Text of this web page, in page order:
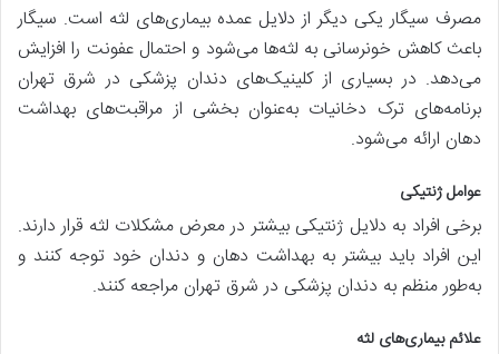
مصرف سیگار یکی دیگر از دلایل عمده بیماری‌های لثه است. سیگار
باعث کاهش خونرسانی به لثه‌ها می‌شود و احتمال عفونت را افزایش
می‌دهد. در بسیاری از کلینیک‌های دندان پزشکی در شرق تهران
برنامه‌های ترک دخانیات به‌عنوان بخشی از مراقبت‌های بهداشت
دهان ارائه می‌شود.
عوامل ژنتیکی
برخی افراد به دلایل ژنتیکی بیشتر در معرض مشکلات لثه قرار دارند.
این افراد باید بیشتر به بهداشت دهان و دندان خود توجه کنند و
به‌طور منظم به دندان پزشکی در شرق تهران مراجعه کنند.
علائم بیماری‌های لثه